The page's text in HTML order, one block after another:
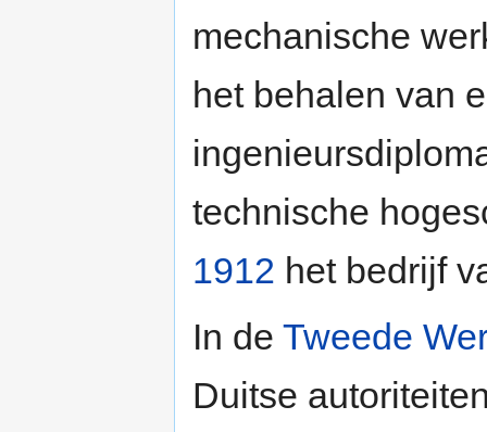
mechanische
het behalen van
technische
1912 het bedrijf
In de Tweede
Duitse